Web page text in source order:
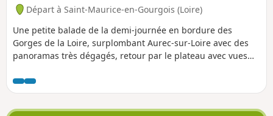
Départ à Saint-Maurice-en-Gourgois (Loire)
Une petite balade de la demi-journée en bordure des
Gorges de la Loire, surplombant Aurec-sur-Loire avec des
panoramas très dégagés, retour par le plateau avec vues
pétanque.